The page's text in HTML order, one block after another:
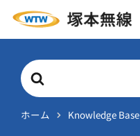
Search
For
ホーム Knowledge Base